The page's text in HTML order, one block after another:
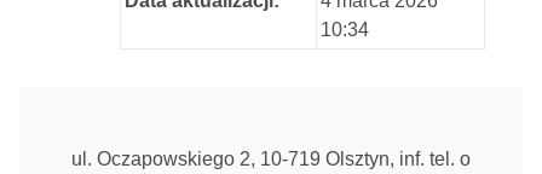
10:34
ul. Oczapowskiego 2, 10-719 Olsztyn, inf. tel. o